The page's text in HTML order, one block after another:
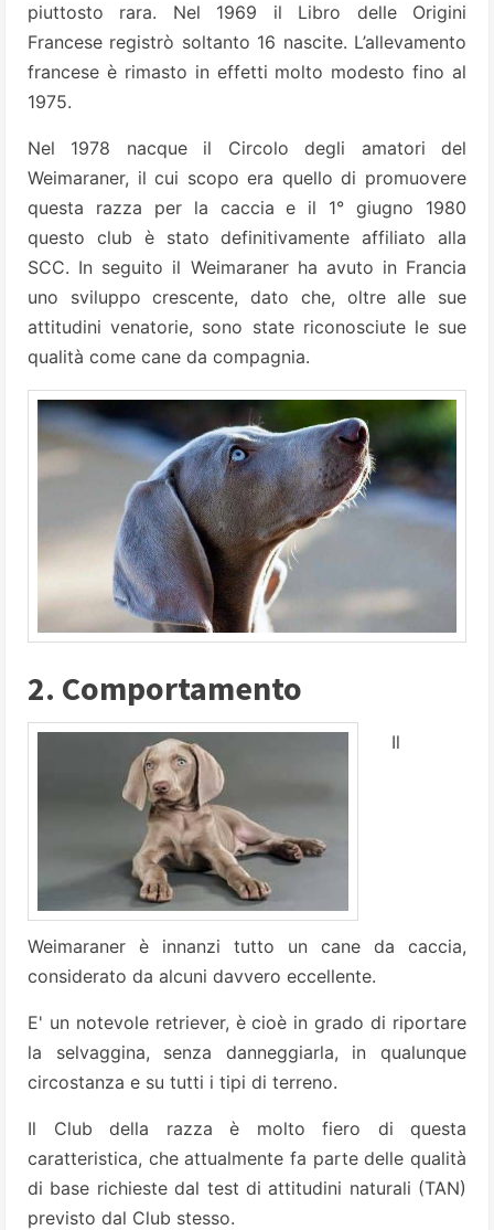
piuttosto rara. Nel 1969 il Libro delle Origini
Francese registrò soltanto 16 nascite. L’allevamento
francese è rimasto in effetti molto modesto fino al
1975.
Nel 1978 nacque il Circolo degli amatori del
Weimaraner, il cui scopo era quello di promuovere
questa razza per la caccia e il 1° giugno 1980
questo club è stato definitivamente affiliato alla
SCC. In seguito il Weimaraner ha avuto in Francia
uno sviluppo crescente, dato che, oltre alle sue
attitudini venatorie, sono state riconosciute le sue
qualità come cane da compagnia.
2. Comportamento
Il
Weimaraner è innanzi tutto un cane da caccia,
considerato da alcuni davvero eccellente.
E' un notevole retriever, è cioè in grado di riportare
la selvaggina, senza danneggiarla, in qualunque
circostanza e su tutti i tipi di terreno.
Il Club della razza è molto fiero di questa
caratteristica, che attualmente fa parte delle qualità
di base richieste dal test di attitudini naturali (TAN)
previsto dal Club stesso.